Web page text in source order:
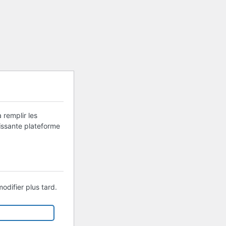
remplir les
plateforme
plus tard.